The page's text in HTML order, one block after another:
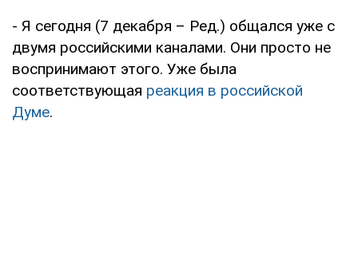
- Я сегодня (7 декабря – Ред.) общался уже с
двумя российскими каналами. Они просто не
воспринимают этого. Уже была
соответствующая реакция в российской
Думе.